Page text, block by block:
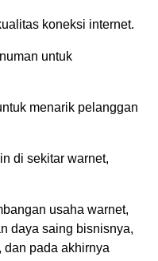
koneksi internet.
untuk
menarik pelanggan
di sekitar warnet,
usaha warnet,
daya saing bisnisnya,
pada akhirnya